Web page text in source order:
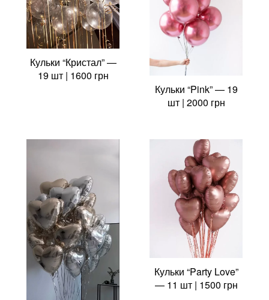
Кульки “Кристал” —
19 шт | 1600 грн
Кульки “Pink” — 19
шт | 2000 грн
Кульки “Party Love”
— 11 шт | 1500 грн